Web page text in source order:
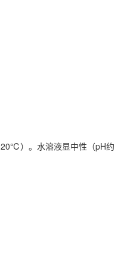
20℃）。水溶液显中性（pH约